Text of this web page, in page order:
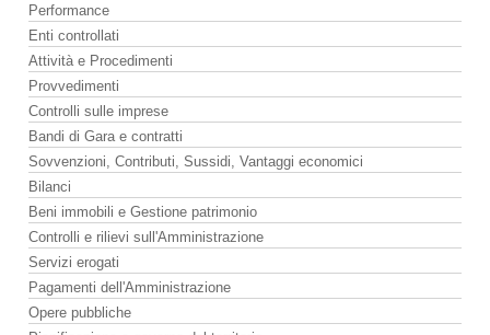
Performance
Enti controllati
Attività e Procedimenti
Provvedimenti
Controlli sulle imprese
Bandi di Gara e contratti
Sovvenzioni, Contributi, Sussidi, Vantaggi economici
Bilanci
Beni immobili e Gestione patrimonio
Controlli e rilievi sull'Amministrazione
Servizi erogati
Pagamenti dell'Amministrazione
Opere pubbliche